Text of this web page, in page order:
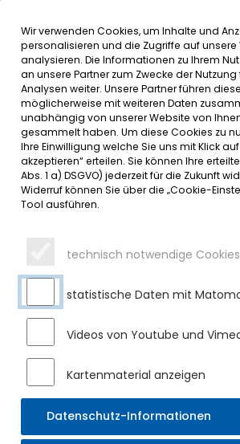
Inhalt der
SERVICE
VOLLSPERRUNG IM
UNTER’M BUCH –
BAUABSCHNITT
Im Ortsteil Unter´m Buch wird derzeit
den Netzbetreiber AllgäuNetz ausgebaut.
Trafostation wurde bereits errichtet, die
mehreren Bauabschnitten verlegt. Die
Richtung OA11 wird zum kommenden
aufgehoben. Im nächsten Bauabschnitt
Abzweigung Sulzbrunn bis zum Anwesen
Vollsperrung vom 30.03.2026 bis
notwendig. Über die Osterfeiertage wird
vorübergehend aufgehoben. Die
werden von der Baufirma bezüglich des
informiert. Wir bitten um Ihr Verständnis.
Wir verwenden Cookies, um Inhalte und
personalisieren und die Zugriffe auf unsere
analysieren. Die Informationen zu Ihrem
an unsere Partner zum Zwecke der
Analysen weiter. Unsere Partner führen
möglicherweise mit weiteren Daten
unabhängig von unserer Website von
gesammelt haben. Um diese Cookies zu
Ihre Einwilligung welche Sie uns mit Klick
akzeptieren“ erteilen. Sie können Ihre
Abs. 1 a) DSGVO) jederzeit für die Zukunft
Widerruf können Sie über die „Cookie-
Tool ausführen.
technisch notwendige Cookies
statistische Daten mit
Videos von Youtube und
Kartenmaterial anzeigen
Datenschutz-Informationen